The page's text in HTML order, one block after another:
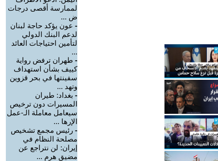
لممارسة أقصى درجات
ض ...
- عون يؤكد حاجة لبنان
لدعم البنك الدولي
لتأمين احتياجات العائد
...
- طهران ترفض رواية
كييف بشأن استهداف
سفينتها في بحر قزوين
وتهد ...
- بغداد: طيران
المسيرات دون ترخيص
سيعامل معاملة الـ-عمل
الإرها ...
- رئيس مجمع تشخيص
مصلحة النظام في
إيران: لن نتراجع عن
مضيق هرم ...